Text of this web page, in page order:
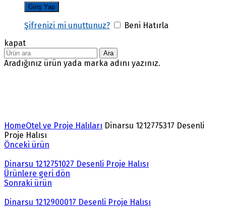
Şifrenizi mi unuttunuz?
Beni Hatırla
kapat
Ara
Aradığınız ürün yada marka adını yazınız.
HomeOtel ve Proje Halıları Dinarsu 1212775317 Desenli
Proje Halısı
Önceki ürün
Dinarsu 1212751027 Desenli Proje Halısı
Ürünlere geri dön
Sonraki ürün
Dinarsu 1212900017 Desenli Proje Halısı